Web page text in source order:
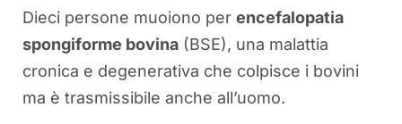
Dieci persone muoiono per encefalopatia
spongiforme bovina (BSE), una malattia
cronica e degenerativa che colpisce i bovini
ma è trasmissibile anche all’uomo.